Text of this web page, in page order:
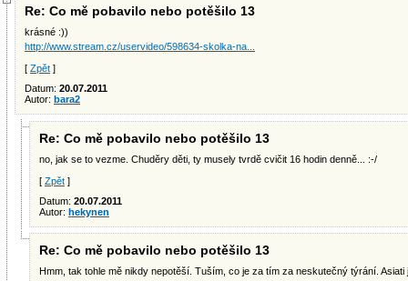
Re: Co mě pobavilo nebo potěšilo 13
krásné :))
http://www.stream.cz/uservideo/598634-skolka-na...
[ Zpět ]
Datum: 20.07.2011
Autor: bara2
Re: Co mě pobavilo nebo potěšilo 13
no, jak se to vezme. Chuděry děti, ty musely tvrdě cvičit 16 hodin denně... :-/
[ Zpět ]
Datum: 20.07.2011
Autor: hekynen
Re: Co mě pobavilo nebo potěšilo 13
Hmm, tak tohle mě nikdy nepotěší. Tuším, co je za tím za neskutečný týrání. Asiati